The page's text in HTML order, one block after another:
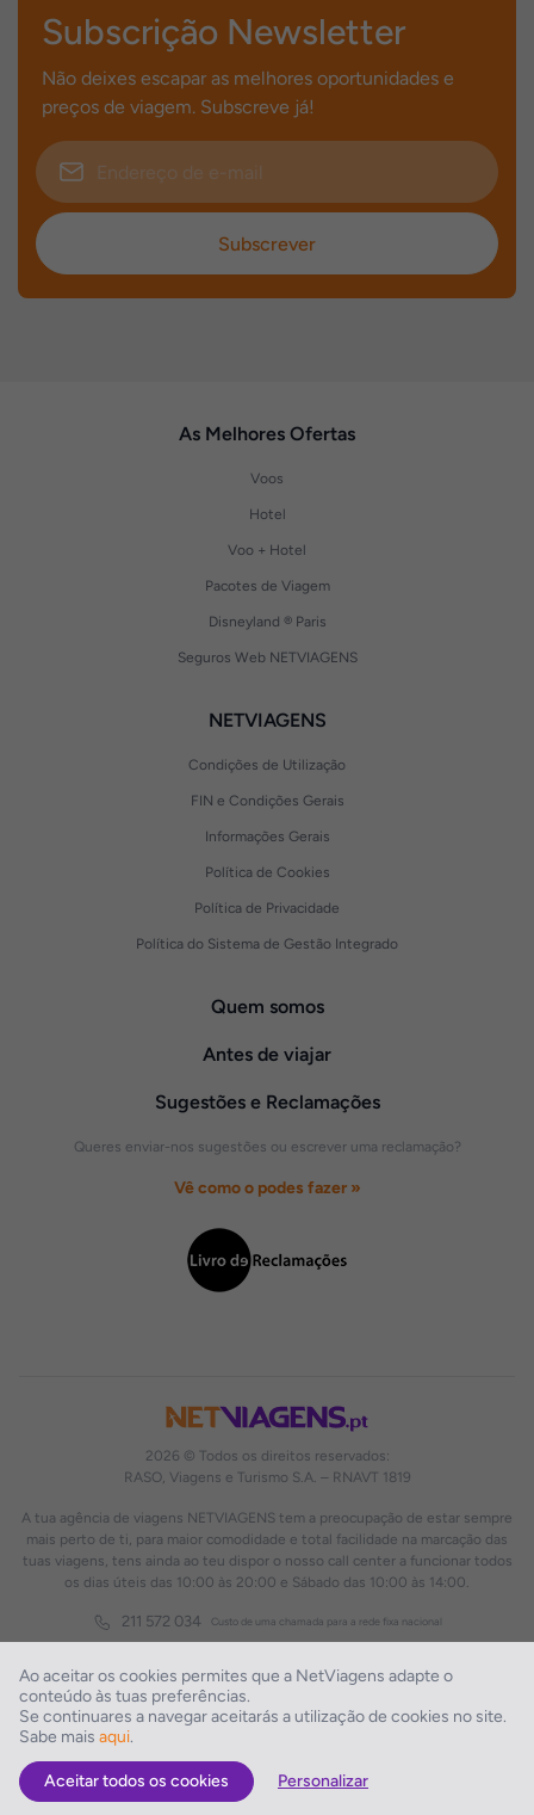
Subscrição Newsletter
Não deixes escapar as melhores oportunidades e
preços de viagem. Subscreve já!
Subscrever
Ao aceitar os cookies permites que a NetViagens adapte o
conteúdo às tuas preferências.
Se continuares a navegar aceitarás a utilização de cookies no site.
Sabe mais aqui.
Aceitar todos os cookies Personalizar
2026 © Todos os direitos reservados:
RASO, Viagens e Turismo S.A. – RNAVT 1819
A tua agência de viagens NETVIAGENS tem a preocupação de estar sempre
mais perto de ti, para maior comodidade e total facilidade na marcação das
tuas viagens, tens ainda ao teu dispor o nosso call center a funcionar todos
os dias úteis das 10:00 às 20:00 e Sábado das 10:00 às 14:00.
211 572 034 Custo de uma chamada para a rede fixa nacional
As Melhores Ofertas
Voos
Hotel
Voo + Hotel
Pacotes de Viagem
Disneyland ® Paris
Seguros Web NETVIAGENS
NETVIAGENS
Condições de Utilização
FIN e Condições Gerais
Informações Gerais
Política de Cookies
Política de Privacidade
Política do Sistema de Gestão Integrado
Quem somos
Antes de viajar
Sugestões e Reclamações
Queres enviar-nos sugestões ou escrever uma reclamação?
Vê como o podes fazer »